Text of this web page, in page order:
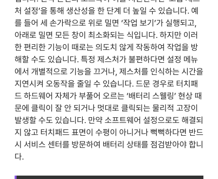
처 설정’을 통해 생산성을 한 단계 더 높일 수 있습니다. 예
를 들어 세 손가락으로 위로 밀면 ‘작업 보기’가 실행되고,
아래로 밀면 모든 창이 최소화되는 식입니다. 하지만 이러
한 편리한 기능이 때로는 의도치 않게 작동하여 작업을 방
해할 수도 있습니다. 특정 제스처가 불편하다면 설정 메뉴
에서 개별적으로 기능을 끄거나, 제스처를 인식하는 시간을
지연시켜 오동작을 줄일 수 있습니다. 드문 경우로 터치패
드 하드웨어 자체가 부풀어 오르는 ‘배터리 스웰링’ 현상 때
문에 클릭이 잘 안 되거나 멋대로 클릭되는 물리적 고장이
발생할 수도 있습니다. 만약 소프트웨어 설정으로도 해결되
지 않고 터치패드 표면이 수평이 아니거나 뻑뻑하다면 반드
시 서비스 센터를 방문하여 배터리 상태를 점검받아야 합니
다.